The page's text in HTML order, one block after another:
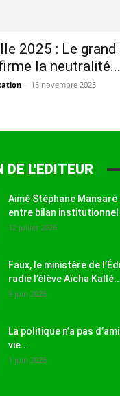
2025 : Le
la neutralité...
- 15 novembre 2025
DE L'EDITEUR
Aimé Stéphane Mansaré
entre bilan institutionnel
12 juillet 2026
Faux, le ministère de
radié l’élève Aïcha
9 juin 2026
La politique n’a pas
vie...
1 juin 2026